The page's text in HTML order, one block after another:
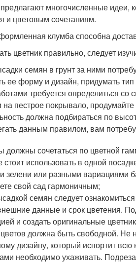
многочисленные идеи,
и цветовым сочетаниям.
клумба способна
цветник правильно, следует
семян в грунт за ними
ее форму и дизайн, придумать
требуется определиться
на пестрое покрывало,
должна подбираться по
данным правилом, вам
должны сочетаться по цветной
стоит использовать в одной
зелени или разными вариациями
свой сад гармоничным;
семян следует
данные и срок цветения.
и создать оригинальные
должна быть свободной. Не
дизайну, который испортит всю
необходимо ухаживать.